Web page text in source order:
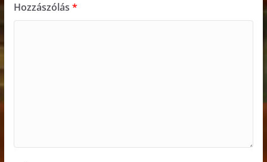
Hozzászólás *